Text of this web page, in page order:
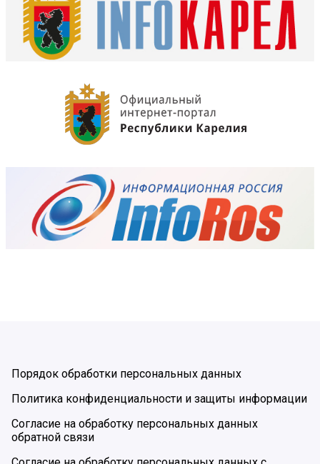
Порядок обработки персональных данных
Политика конфиденциальности и защиты информации
Согласие на обработку персональных данных
обратной связи